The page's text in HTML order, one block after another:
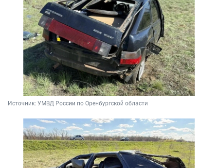
Источник: УМВД России по Оренбургской области